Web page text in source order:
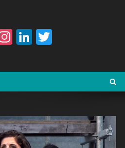
Instagram
LinkedIn